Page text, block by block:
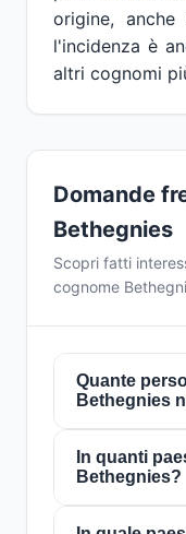
origine,
l'incidenza è
altri cognomi
Domande
Bethegnies
Scopri fatti
cognome
Quante
Bethegnies
Attualmente
cognome
significa che
In quanti
Bethegnies?